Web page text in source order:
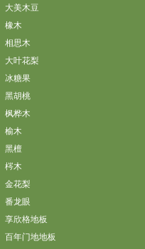
大美木豆
橡木
相思木
大叶花梨
冰糖果
黑胡桃
枫桦木
榆木
黑檀
梣木
金花梨
番龙眼
享欣格地板
百年门地地板